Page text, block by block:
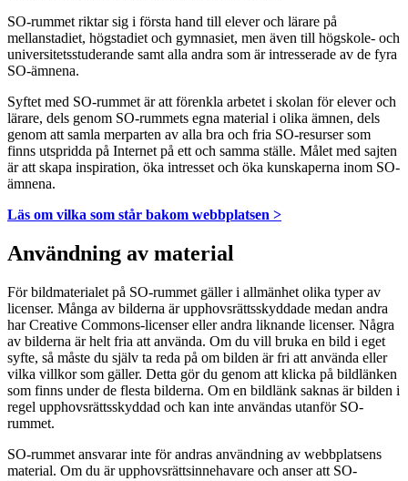
SO-rummet riktar sig i första hand till elever och lärare på
mellanstadiet, högstadiet och gymnasiet, men även till högskole- och
universitetsstuderande samt alla andra som är intresserade av de fyra
SO-ämnena.
Syftet med SO-rummet är att förenkla arbetet i skolan för elever och
lärare, dels genom SO-rummets egna material i olika ämnen, dels
genom att samla merparten av alla bra och fria SO-resurser som
finns utspridda på Internet på ett och samma ställe. Målet med sajten
är att skapa inspiration, öka intresset och öka kunskaperna inom SO-
ämnena.
Läs om vilka som står bakom webbplatsen >
Användning av material
För bildmaterialet på SO-rummet gäller i allmänhet olika typer av
licenser. Många av bilderna är upphovsrättsskyddade medan andra
har Creative Commons-licenser eller andra liknande licenser. Några
av bilderna är helt fria att använda. Om du vill bruka en bild i eget
syfte, så måste du själv ta reda på om bilden är fri att använda eller
vilka villkor som gäller. Detta gör du genom att klicka på bildlänken
som finns under de flesta bilderna. Om en bildlänk saknas är bilden i
regel upphovsrättsskyddad och kan inte användas utanför SO-
rummet.
SO-rummet ansvarar inte för andras användning av webbplatsens
material. Om du är upphovsrättsinnehavare och anser att SO-